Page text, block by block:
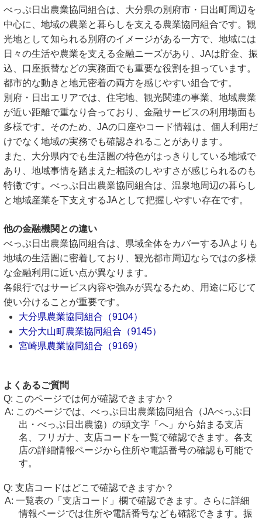
べっぷ日出農業協同組合は、大分県の別府市・日出町周辺を
中心に、地域の農業と暮らしを支える農業協同組合です。観
光地として知られる別府のイメージがある一方で、地域には
日々の生活や農業を支える金融ニーズがあり、JAは貯金、振
込、口座振替などの実務面でも重要な役割を担っています。
都市的な動きと地元密着の両方を感じやすい組合です。
別府・日出エリアでは、住宅地、観光関連の事業、地域農業
が近い距離で重なり合っており、金融サービスの利用場面も
多様です。そのため、JAの口座やコード情報は、個人利用だ
けでなく地域の実務でも確認されることがあります。
また、大分県内でも生活圏の特色がはっきりしている地域で
あり、地域事情を踏まえた相談のしやすさが感じられるのも
特徴です。べっぷ日出農業協同組合は、温泉地周辺の暮らし
と地域産業を下支えするJAとして把握しやすい存在です。
他の金融機関との違い
べっぷ日出農業協同組合は、県域全体をカバーするJAよりも
地域の生活圏に密着しており、観光都市周辺ならではの多様
な金融利用に近い点が異なります。
各銀行ではサービス内容や強みが異なるため、用途に応じて
使い分けることが重要です。
大分県農業協同組合（9104）
大分大山町農業協同組合（9145）
宮崎県農業協同組合（9169）
よくあるご質問
このページでは何が確認できますか？
このページでは、べっぷ日出農業協同組合（JAべっぷ日
出・べっぷ日出農協）の頭文字「へ」から始まる支店
名、フリガナ、支店コードを一覧で確認できます。各支
店の詳細情報ページから住所や電話番号の確認も可能で
す。
支店コードはどこで確認できますか？
一覧表の「支店コード」欄で確認できます。さらに詳細
情報ページでは住所や電話番号なども確認できます。振